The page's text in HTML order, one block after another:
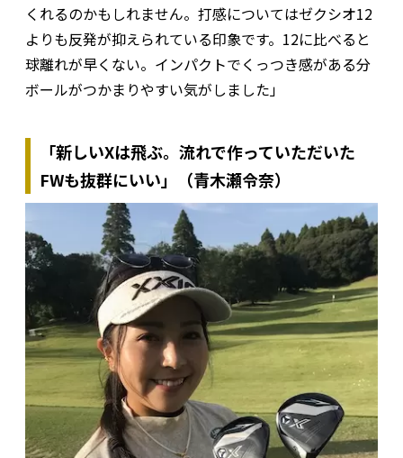
くれるのかもしれません。打感についてはゼクシオ12
よりも反発が抑えられている印象です。12に比べると
球離れが早くない。インパクトでくっつき感がある分
ボールがつかまりやすい気がしました」
「新しいXは飛ぶ。流れで作っていただいた
FWも抜群にいい」（青木瀬令奈）